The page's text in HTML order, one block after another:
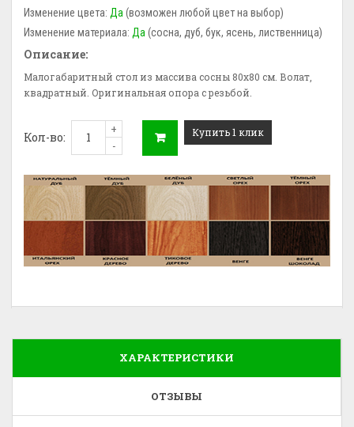
Изменение цвета: Да (возможен любой цвет на выбор)
Изменение материала: Да (сосна, дуб, бук, ясень, лиственница)
Описание:
Малогабаритный стол из массива сосны 80х80 см. Волат,
квадратный. Оригинальная опора с резьбой.
Кол-во:
+
-
Купить 1 клик
ХАРАКТЕРИСТИКИ
ОТЗЫВЫ